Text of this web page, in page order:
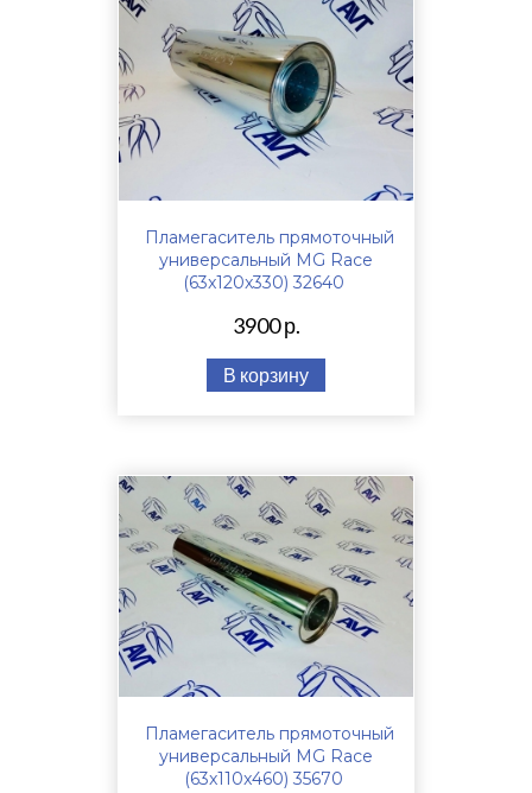
Пламегаситель прямоточный
универсальный MG Race
(63x120x330) 32640
3900 р.
В корзину
Пламегаситель прямоточный
универсальный MG Race
(63x110x460) 35670